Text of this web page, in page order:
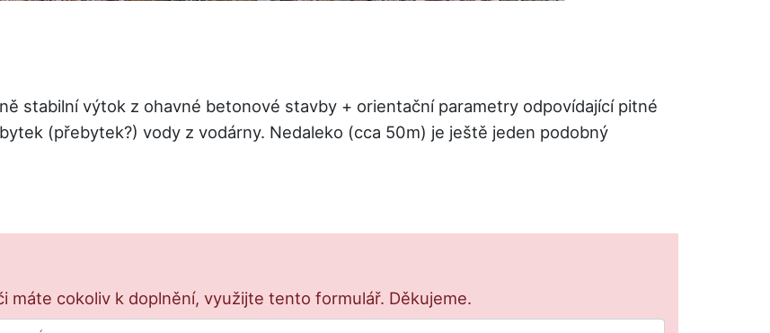
stabilní výtok z ohavné betonové stavby + orientační parametry odpovídající pitné
(přebytek?) vody z vodárny. Nedaleko (cca 50m) je ještě jeden podobný
máte cokoliv k doplnění, využijte tento formulář. Děkujeme.